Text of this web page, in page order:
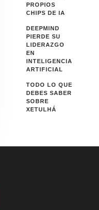
PROPIOS
CHIPS DE IA
DEEPMIND
PIERDE SU
LIDERAZGO
EN
INTELIGENCIA
ARTIFICIAL
TODO LO QUE
DEBES SABER
SOBRE
XETULHÁ